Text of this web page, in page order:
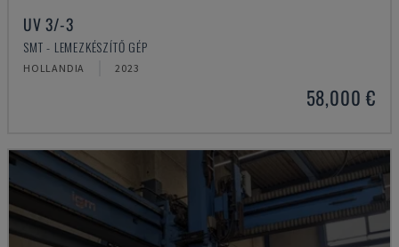
UV 3/-3
SMT - LEMEZKÉSZÍTŐ GÉP
HOLLANDIA 2023
58,000 €